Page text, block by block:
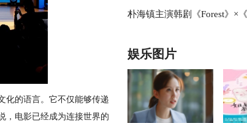
化的语言。它不仅能够传递
，电影已经成为连接世界的
喝8杯水，粉丝却担心会水中
朴海镇主演韩剧《Forest》×
娱乐图片